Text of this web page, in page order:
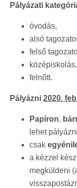
Pályázati
óvodás,
alsó
felső
középiskolás,
felnőtt.
Pályázni 2020.
Papíron,
lehet
csak
a kézzel
megküldeni